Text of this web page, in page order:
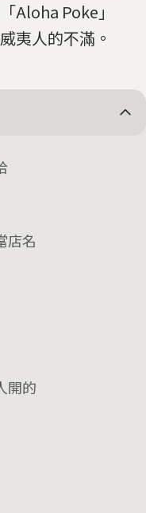
Aloha Poke」
夷人的不滿。
店名
開的